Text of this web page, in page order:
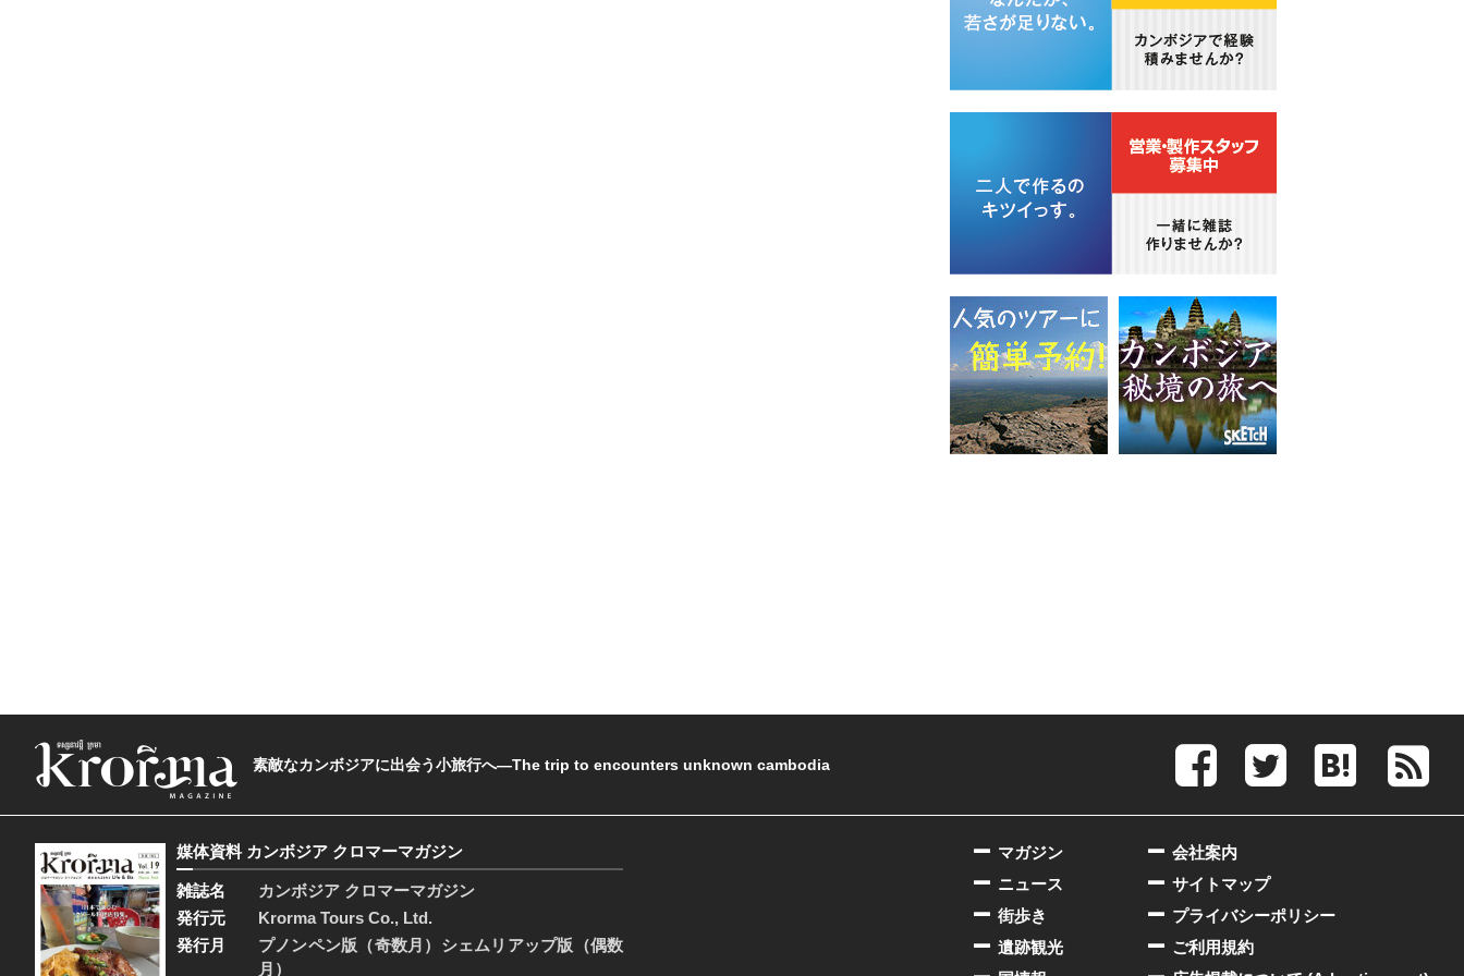
素敵なカンボジアに出会う小旅行へ―The trip to encounters unknown cambodia
媒体資料 カンボジア クロマーマガジン
雑誌名
カンボジア クロマーマガジン
発行元
Krorma Tours Co., Ltd.
発行月
プノンペン版（奇数月）シェムリアップ版（偶数
月）
会社案内
サイトマップ
プライバシーポリシー
ご利用規約
マガジン
ニュース
街歩き
遺跡観光